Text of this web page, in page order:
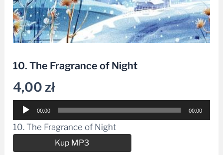
10. The Fragrance of Night
4,00zł
Odtwarzacz
plików
dźwiękowych
00:00 00:00
10. The Fragrance of Night
Kup MP3